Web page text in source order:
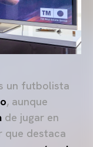
un futbolista
, aunque
de jugar en
que destaca